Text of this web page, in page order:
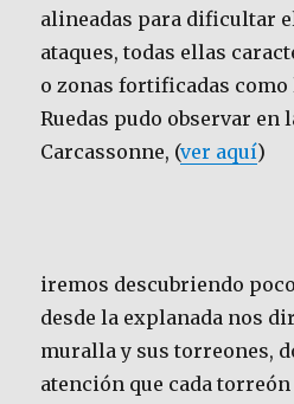
alineadas para dificultar
ataques, todas ellas
o zonas fortificadas como
Ruedas pudo observar en
Carcassonne, (ver aquí)
iremos descubriendo
desde la explanada nos
muralla y sus torreones,
atención que cada